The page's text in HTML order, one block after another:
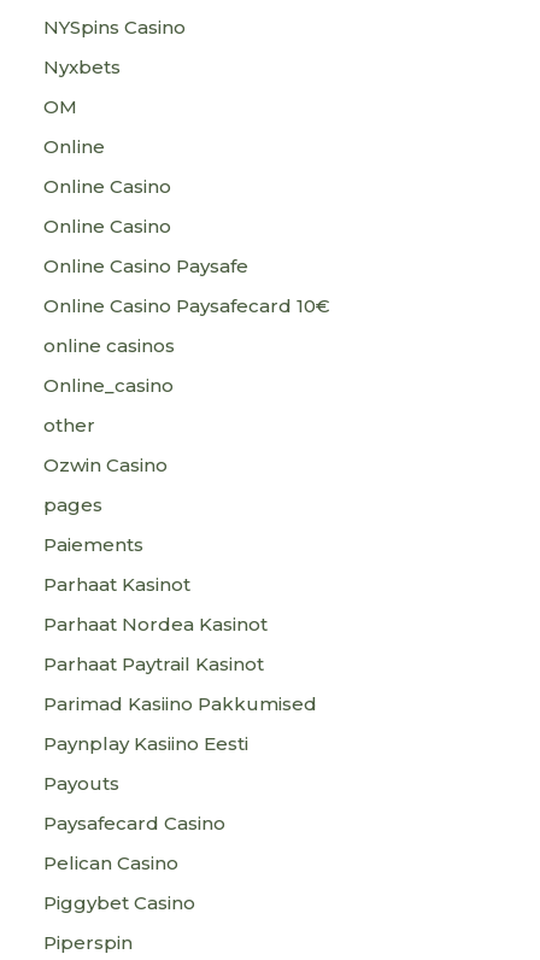
NYSpins Casino
Nyxbets
OM
Online
Online Casino
Online Casino
Online Casino Paysafe
Online Casino Paysafecard 10€
online casinos
Online_casino
other
Ozwin Casino
pages
Paiements
Parhaat Kasinot
Parhaat Nordea Kasinot
Parhaat Paytrail Kasinot
Parimad Kasiino Pakkumised
Paynplay Kasiino Eesti
Payouts
Paysafecard Casino
Pelican Casino
Piggybet Casino
Piperspin